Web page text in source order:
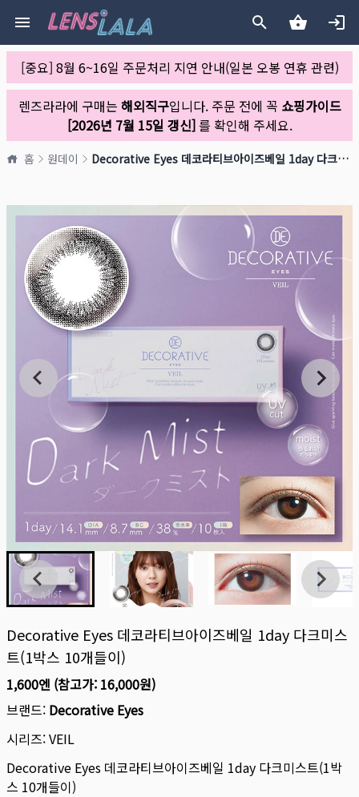
[중요] 8월 6~16일 주문처리 지연 안내(일본 오봉 연휴 관련)
렌즈라라에 구매는 해외직구입니다. 주문 전에 꼭 쇼핑가이드
[2026년 7월 15일 갱신]를 확인해 주세요.
홈 원데이 Decorative Eyes 데코라티브아이즈베일 1day 다크미스트(1박스 10개들이)
Decorative Eyes 데코라티브아이즈베일 1day 다크미스
트(1박스 10개들이)
1,600엔 (참고가: 16,000원)
브랜드: Decorative Eyes
시리즈:VEIL
Decorative Eyes 데코라티브아이즈베일 1day 다크미스트(1박
스 10개들이)